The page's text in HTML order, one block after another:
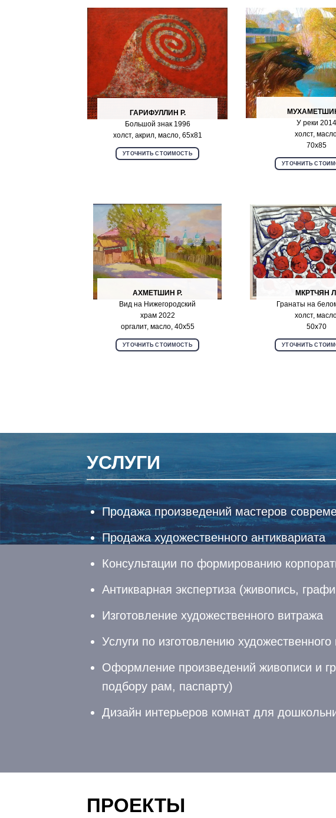
ГАРИФУЛЛИН Р.
Большой знак 1996
холст, акрил, масло, 65х81
УТОЧНИТЬ СТОИМОСТЬ
У реки 2014
холст,
70х85
УТОЧНИТЬ
АХМЕТШИН Р.
Вид на Нижегородский
храм 2022
оргалит, масло, 40х55
УТОЧНИТЬ СТОИМОСТЬ
МКРТЧЯН
Гранаты на
холст,
50х70
УТОЧНИТЬ
УСЛУГИ
Продажа произведений мастеров
Продажа художественного антиквариата
Консультации по формированию
Антикварная экспертиза (живопись,
Изготовление художественного витража
Услуги по изготовлению
Оформление произведений живописи и
подбору рам, паспарту)
Дизайн интерьеров комнат для
ПРОЕКТЫ